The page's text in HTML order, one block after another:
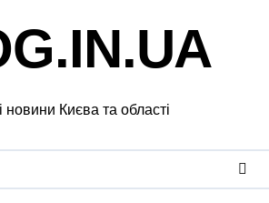
новини Києва та області